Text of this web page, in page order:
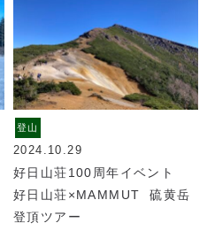
登山
2024.10.29
好日山荘100周年イベント
好日山荘×MAMMUT 硫黄岳
登頂ツアー